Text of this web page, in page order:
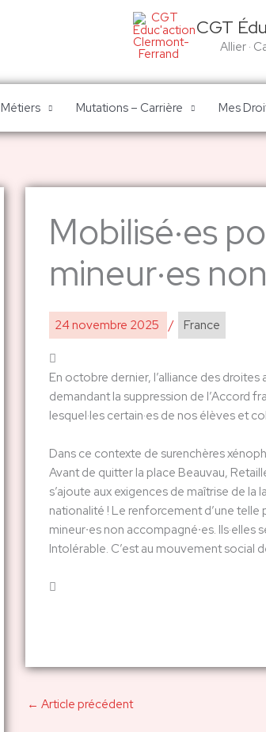
CGT
Allier ·
Métiers Mutations – Carrière Mes
Mobilisé·es
mineur·es
24 novembre 2025 / France
En octobre dernier, l’alliance des
demandant la suppression de l’Accord
lesquel·les certain·es de nos élèves et
Dans ce contexte de surenchères
Avant de quitter la place Beauvau,
s’ajoute aux exigences de maîtrise de la
nationalité ! Le renforcement d’une telle
mineur∙es non accompagné∙es.
Intolérable. C’est au mouvement social
← Article précédent